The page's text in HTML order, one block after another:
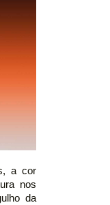
a cor
nos
da